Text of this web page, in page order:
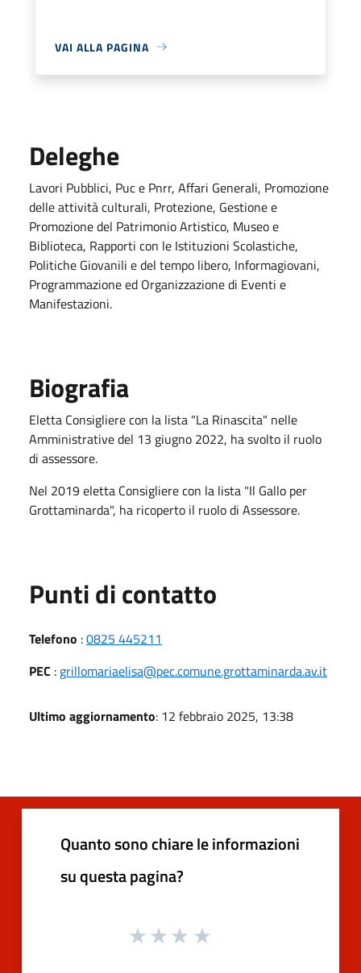
VAI ALLA PAGINA
Deleghe
Lavori Pubblici, Puc e Pnrr, Affari Generali, Promozione
delle attività culturali, Protezione, Gestione e
Promozione del Patrimonio Artistico, Museo e
Biblioteca, Rapporti con le Istituzioni Scolastiche,
Politiche Giovanili e del tempo libero, Informagiovani,
Programmazione ed Organizzazione di Eventi e
Manifestazioni.
Biografia
Eletta Consigliere con la lista "La Rinascita" nelle
Amministrative del 13 giugno 2022, ha svolto il ruolo
di assessore.
Nel 2019 eletta Consigliere con la lista "Il Gallo per
Grottaminarda", ha ricoperto il ruolo di Assessore.
Punti di contatto
Telefono :0825 445211
PEC : grillomariaelisa@pec.comune.grottaminarda.av.it
Ultimo aggiornamento: 12 febbraio 2025, 13:38
Quanto sono chiare le informazioni
su questa pagina?